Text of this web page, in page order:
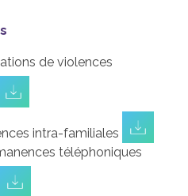
de violences
intra-familiales
téléphoniques